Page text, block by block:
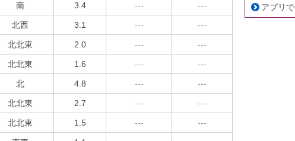
南 3.4 --- ---
北西 3.1 --- ---
北北東 2.0 --- ---
北北東 1.6 --- ---
北 4.8 --- ---
北北東 2.7 --- ---
北北東 1.5 --- ---
アプリ